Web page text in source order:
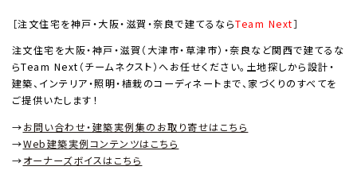
［注文住宅を神戸・大阪・滋賀・奈良で建てるならTeam Next］
注文住宅を大阪・神戸・滋賀（大津市・草津市）・奈良など関西で建てるな
らTeam Next（チームネクスト）へお任せください。土地探しから設計・
建築、インテリア・照明・植栽のコーディネートまで、家づくりのすべてを
ご提供いたします！
→お問い合わせ・建築実例集のお取り寄せはこちら
→Web建築実例コンテンツはこちら
→オーナーズボイスはこちら